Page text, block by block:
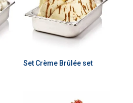
Set Crème Brûlée set